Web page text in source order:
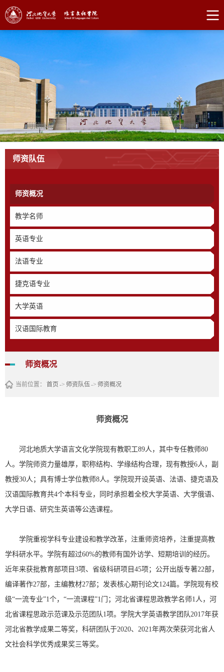
师资队伍
师资概况
教学名师
英语专业
法语专业
捷克语专业
大学英语
汉语国际教育
师资概况
当前位置： 首页 -> 师资队伍-> 师资概况
师资概况
河北地质大学语言文化学院现有教职工89人，其中专任教师80
人。学院师资力量雄厚，职称结构、学缘结构合理，现有教授6人，副
教授30人；具有博士学位教师8人。学院现开设英语、法语、捷克语及
汉语国际教育共4个本科专业，同时承担着全校大学英语、大学俄语、
大学日语、研究生英语等公选课程。
学院重视学科专业建设和教学改革，注重师资培养，注重提高教
学科研水平。学院有超过60%的教师有国外访学、短期培训的经历。
近年来获批教育部项目3项、省级科研项目45项；公开出版专著22部，
编译著作27部，主编教材27部；发表核心期刊论文124篇。学院现有校
级“一流专业”1个，“一流课程”1门；河北省课程思政教学名师1人，河
北省课程思政示范课及示范团队1项。学院大学英语教学团队2017年获
河北省教学成果二等奖，科研团队于2020、2021年两次荣获河北省人
文社会科学优秀成果奖三等奖。